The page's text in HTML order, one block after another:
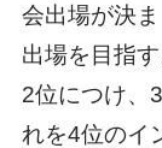
会出場が決
出場を目指
2位につけ、
れを4位のイ